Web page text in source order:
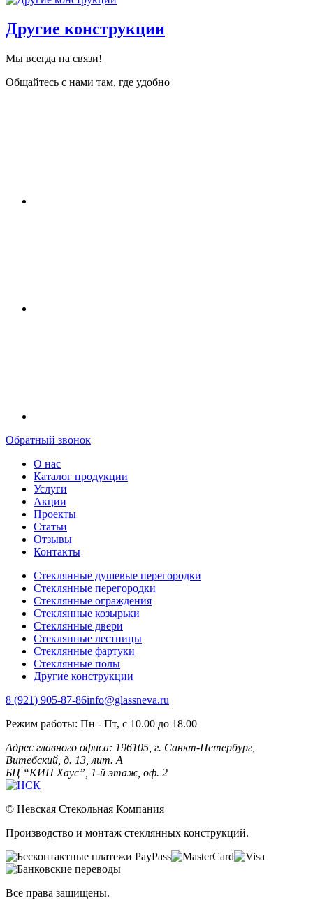
Другие конструкции
Мы всегда на связи!
Общайтесь с нами там, где удобно
Обратный звонок
О нас
Каталог продукции
Услуги
Акции
Проекты
Статьи
Отзывы
Контакты
Стеклянные душевые перегородки
Стеклянные перегородки
Стеклянные ограждения
Стеклянные козырьки
Стеклянные двери
Стеклянные лестницы
Стеклянные фартуки
Стеклянные полы
Другие конструкции
8 (921) 905-87-86info@glassneva.ru
Режим работы: Пн - Пт, с 10.00 до 18.00
Адрес главного офиса: 196105, г. Санкт-Петербург,
Витебский, д. 13, лит. А
БЦ “КИП Хаус”, 1-й этаж, оф. 2
© Невская Стекольная Компания
Производство и монтаж стеклянных конструкций.
Все права защищены.